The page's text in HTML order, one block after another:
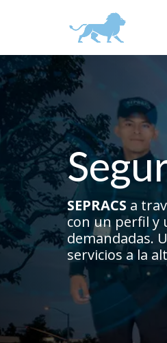
SEPRACS a
con un perfil y
demandadas.
servicios a la